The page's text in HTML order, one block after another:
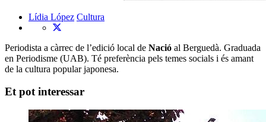
Lídia López Cultura
Periodista a càrrec de l’edició local de Nació al Berguedà. Graduada
en Periodisme (UAB). Té preferència pels temes socials i és amant
de la cultura popular japonesa.
Et pot interessar